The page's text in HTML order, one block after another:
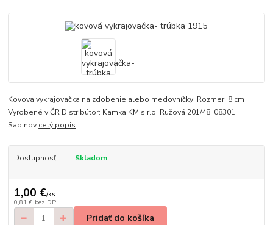
Kovova vykrajovačka na zdobenie alebo medovníčky Rozmer: 8 cm
Vyrobené v ČR Distribútor: Kamka KM,s.r.o. Ružová 201/48, 08301
Sabinov celý popis
Dostupnosť Skladom
1,00 €/ks
0,81 € bez DPH
Pridať do košíka